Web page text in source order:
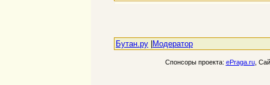
Бутан.ру Модератор
Спонсоры проекта: ePraga.ru,